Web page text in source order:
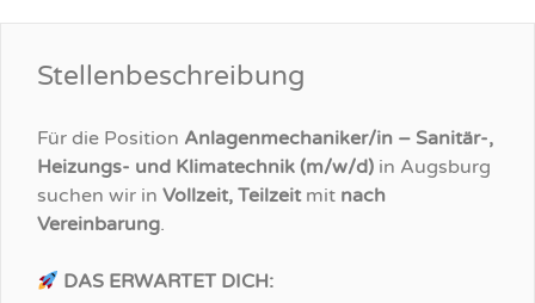
Stellenbeschreibung
Für die Position Anlagenmechaniker/in – Sanitär-,
Heizungs- und Klimatechnik (m/w/d) in Augsburg
suchen wir in Vollzeit, Teilzeitmit nach
Vereinbarung.
DAS ERWARTET DICH: